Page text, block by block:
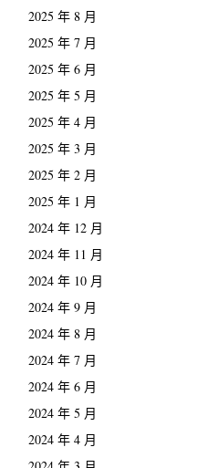
2025 年 8 月
2025 年 7 月
2025 年 6 月
2025 年 5 月
2025 年 4 月
2025 年 3 月
2025 年 2 月
2025 年 1 月
2024 年 12 月
2024 年 11 月
2024 年 10 月
2024 年 9 月
2024 年 8 月
2024 年 7 月
2024 年 6 月
2024 年 5 月
2024 年 4 月